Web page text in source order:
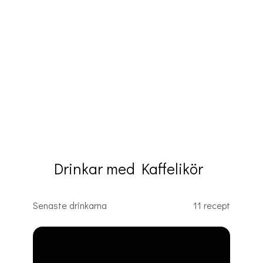
Drinkar med Kaffelikör
Senaste drinkarna 11 recept